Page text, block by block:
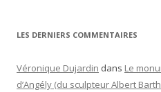
LES DERNIERS COMMENTAIRES
Véronique Dujardin dans Le
d’Angély (du sculpteur Albert